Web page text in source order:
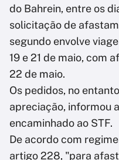
do Bahrein, entre os
solicitação de
segundo envolve
19 e 21 de maio, com
22 de maio.
Os pedidos, no
apreciação, informou
encaminhado ao STF.
De acordo com
artigo 228, "para